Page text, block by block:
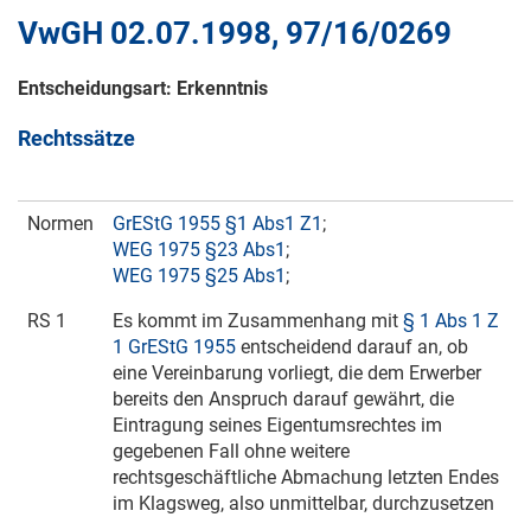
VwGH 02.07.1998, 97/16/0269
Entscheidungsart: Erkenntnis
Rechtssätze
Normen GrEStG 1955 §1 Abs1 Z1 ;
WEG 1975 §23 Abs1 ;
WEG 1975 §25 Abs1 ;
RS 1
Es kommt im Zusammenhang mit § 1 Abs 1 Z
1 GrEStG 1955 entscheidend darauf an, ob
eine Vereinbarung vorliegt, die dem Erwerber
bereits den Anspruch darauf gewährt, die
Eintragung seines Eigentumsrechtes im
gegebenen Fall ohne weitere
rechtsgeschäftliche Abmachung letzten Endes
im Klagsweg, also unmittelbar, durchzusetzen